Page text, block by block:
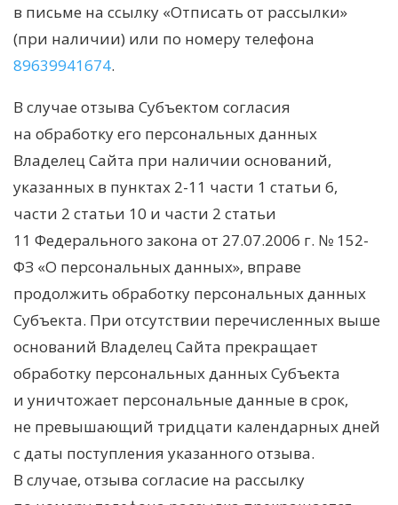
в письме на ссылку «Отписать от рассылки»
(при наличии) или по номеру телефона
89639941674.
В случае отзыва Субъектом согласия
на обработку его персональных данных
Владелец Сайта при наличии оснований,
указанных в пунктах 2-11 части 1 статьи 6,
части 2 статьи 10 и части 2 статьи
11 Федерального закона от 27.07.2006 г. № 152-
ФЗ «О персональных данных», вправе
продолжить обработку персональных данных
Субъекта. При отсутствии перечисленных выше
оснований Владелец Сайта прекращает
обработку персональных данных Субъекта
и уничтожает персональные данные в срок,
не превышающий тридцати календарных дней
с даты поступления указанного отзыва.
В случае, отзыва согласие на рассылку